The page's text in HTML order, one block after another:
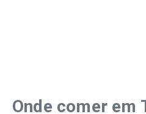
Onde comer em